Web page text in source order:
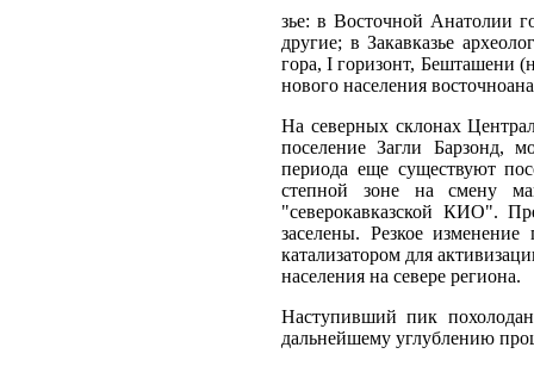
зье: в Восточной Анатолии
другие; в Закавказье
гора, I горизонт, Бешташени
нового населения
На северных склонах
поселение Загли Барзонд,
периода еще существуют
степной зоне на смену
"северокавказской КИО".
заселены. Резкое
катализатором для
населения на севере региона.
Наступивший пик
дальнейшему углублению